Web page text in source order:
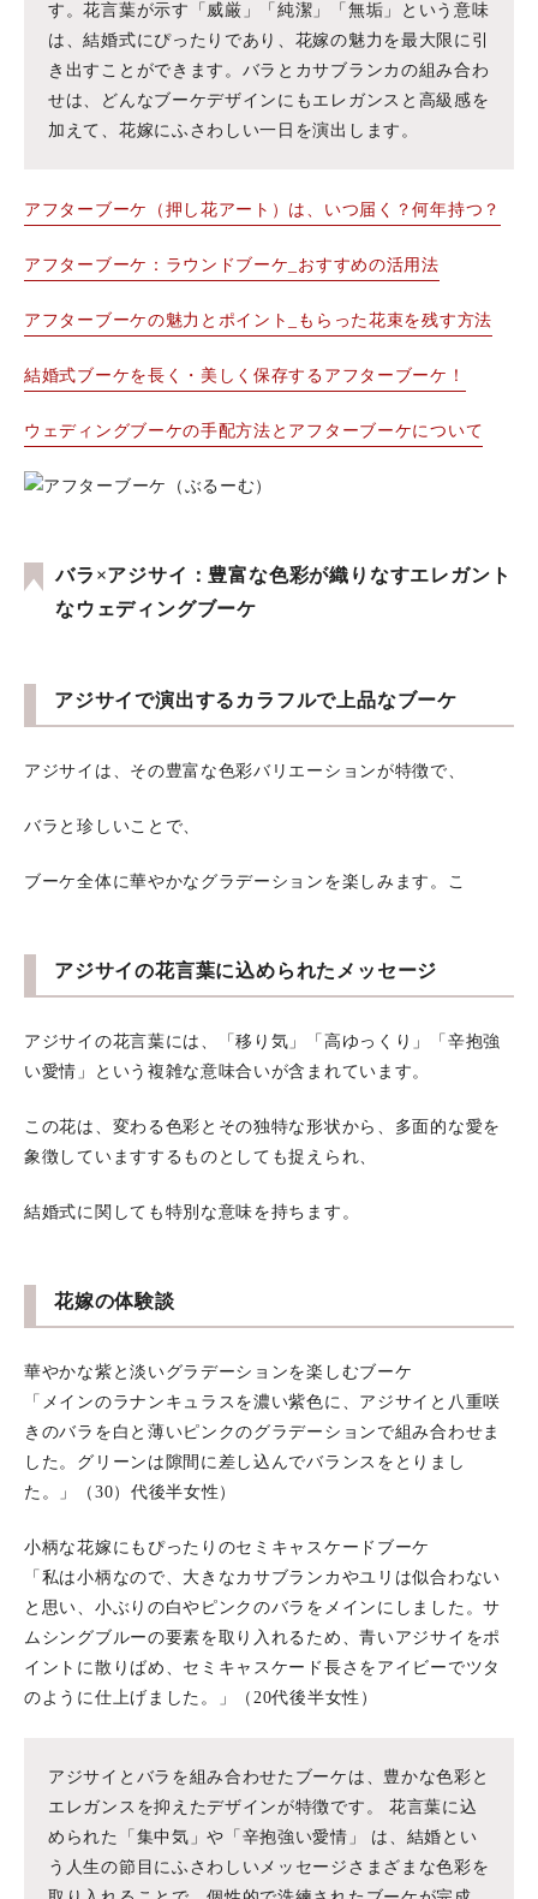
す。花言葉が示す「威厳」「純潔」「無垢」という意味
は、結婚式にぴったりであり、花嫁の魅力を最大限に引
き出すことができます。バラとカサブランカの組み合わ
せは、どんなブーケデザインにもエレガンスと高級感を
加えて、花嫁にふさわしい一日を演出します。
アフターブーケ（押し花アート）は、いつ届く？何年持つ？
アフターブーケ：ラウンドブーケ_おすすめの活用法
アフターブーケの魅力とポイント_もらった花束を残す方法
結婚式ブーケを長く・美しく保存するアフターブーケ！
ウェディングブーケの手配方法とアフターブーケについて
バラ×アジサイ：豊富な色彩が織りなすエレガント
なウェディングブーケ
アジサイで演出するカラフルで上品なブーケ
アジサイは、その豊富な色彩バリエーションが特徴で、
バラと珍しいことで、
ブーケ全体に華やかなグラデーションを楽しみます。こ
アジサイの花言葉に込められたメッセージ
アジサイの花言葉には、「移り気」「高ゆっくり」「辛抱強
い愛情」という複雑な意味合いが含まれています。
この花は、変わる色彩とその独特な形状から、多面的な愛を
象徴していますするものとしても捉えられ、
結婚式に関しても特別な意味を持ちます。
花嫁の体験談
華やかな紫と淡いグラデーションを楽しむブーケ
「メインのラナンキュラスを濃い紫色に、アジサイと八重咲
きのバラを白と薄いピンクのグラデーションで組み合わせま
した。グリーンは隙間に差し込んでバランスをとりまし
た。」（30）代後半女性）
小柄な花嫁にもぴったりのセミキャスケードブーケ
「私は小柄なので、大きなカサブランカやユリは似合わない
と思い、小ぶりの白やピンクのバラをメインにしました。サ
ムシングブルーの要素を取り入れるため、青いアジサイをポ
イントに散りばめ、セミキャスケード長さをアイビーでツタ
のように仕上げました。」（20代後半女性）
アジサイとバラを組み合わせたブーケは、豊かな色彩と
エレガンスを抑えたデザインが特徴です。 花言葉に込
められた「集中気」や「辛抱強い愛情」 は、結婚とい
う人生の節目にふさわしいメッセージさまざまな色彩を